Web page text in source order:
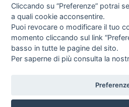
Direttrice Responsabile: Alessandra
Cliccando su “Preferenze” potrai
a quali cookie acconsentire.
Puoi revocare o modificare il tuo
momento cliccando sul link
basso in tutte le pagine del sito.
Per saperne di più consulta la